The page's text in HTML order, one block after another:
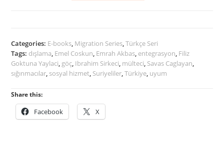
quantity
Categories: E-books, Migration Series,Türkçe Seri
Tags: dışlama, Emel Coskun, Emrah Akbas, entegrasyon, Filiz
Goktuna Yaylaci, göç, Ibrahim Sirkeci, mülteci, Savas Caglayan,
sığınmacılar, sosyal hizmet, Suriyeliler,Türkiye, uyum
Share this:
Facebook X